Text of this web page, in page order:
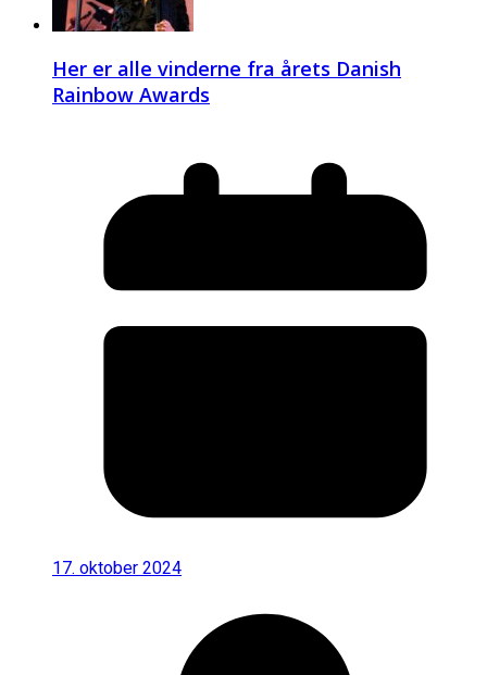
Her er alle vinderne fra årets Danish
Rainbow Awards
17. oktober 2024